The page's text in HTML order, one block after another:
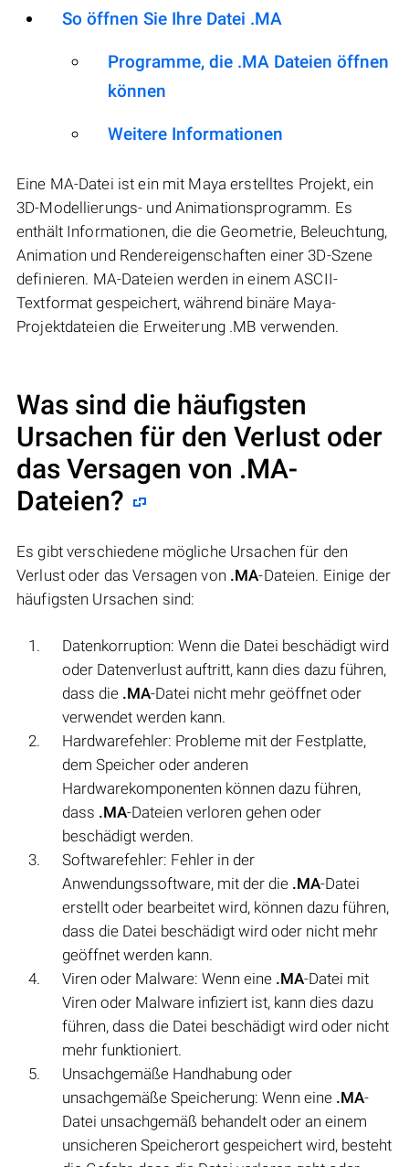
So öffnen Sie Ihre Datei .MA
Programme, die .MA Dateien öffnen
können
Weitere Informationen
Eine MA-Datei ist ein mit Maya erstelltes Projekt, ein
3D-Modellierungs- und Animationsprogramm. Es
enthält Informationen, die die Geometrie, Beleuchtung,
Animation und Rendereigenschaften einer 3D-Szene
definieren. MA-Dateien werden in einem ASCII-
Textformat gespeichert, während binäre Maya-
Projektdateien die Erweiterung .MB verwenden.
Was sind die häufigsten
Ursachen für den Verlust oder
das Versagen von .MA-
Dateien?
Es gibt verschiedene mögliche Ursachen für den
Verlust oder das Versagen von .MA-Dateien. Einige der
häufigsten Ursachen sind:
Datenkorruption: Wenn die Datei beschädigt wird
oder Datenverlust auftritt, kann dies dazu führen,
dass die .MA-Datei nicht mehr geöffnet oder
verwendet werden kann.
Hardwarefehler: Probleme mit der Festplatte,
dem Speicher oder anderen
Hardwarekomponenten können dazu führen,
dass .MA-Dateien verloren gehen oder
beschädigt werden.
Softwarefehler: Fehler in der
Anwendungssoftware, mit der die .MA-Datei
erstellt oder bearbeitet wird, können dazu führen,
dass die Datei beschädigt wird oder nicht mehr
geöffnet werden kann.
Viren oder Malware: Wenn eine .MA-Datei mit
Viren oder Malware infiziert ist, kann dies dazu
führen, dass die Datei beschädigt wird oder nicht
mehr funktioniert.
Unsachgemäße Handhabung oder
unsachgemäße Speicherung: Wenn eine .MA-
Datei unsachgemäß behandelt oder an einem
unsicheren Speicherort gespeichert wird, besteht